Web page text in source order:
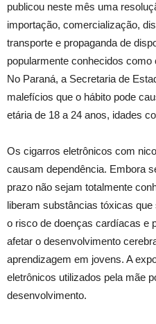
publicou neste mês uma
importação, comercialização,
transporte e propaganda de
popularmente conhecidos como
No Paraná, a Secretaria de
malefícios que o hábito pode
etária de 18 a 24 anos, idades
Os cigarros eletrônicos com
causam dependência. Embora
prazo não sejam totalmente
liberam substâncias tóxicas
o risco de doenças cardíacas e
afetar o desenvolvimento
aprendizagem em jovens. A
eletrônicos utilizados pela mãe
desenvolvimento.